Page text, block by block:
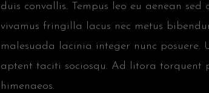
duis convallis. Tempus leo eu aenean
vivamus fringilla lacus nec metus
malesuada lacinia integer nunc posuere.
aptent taciti sociosqu. Ad litora torquent
himenaeos.